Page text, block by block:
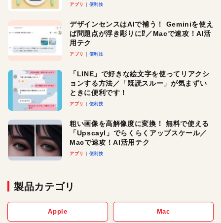
アプリ 便利技
デザインセンスはAIで補う！ Geminiを使え
ば問題点が浮き彫りに⁉︎／Macで速攻！AI活
用テク
アプリ 便利技
「LINE」で好きな絵文字を使ってリアクシ
ョンする方法／「既読スルー」が気まずい
ときに便利です！
アプリ 便利技
粗い画像を高解像度に変換！ 無料で使える
「Upscayl」でらくらくアップスケール／
Macで速攻！AI活用テク
アプリ 便利技
製品カテゴリ
Apple Mac